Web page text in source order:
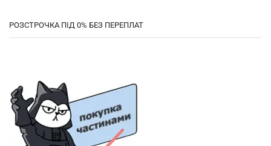
РОЗСТРОЧКА ПІД 0% БЕЗ ПЕРЕПЛАТ